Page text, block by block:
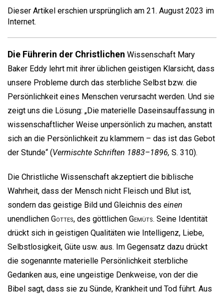
Dieser Artikel erschien ursprünglich am 21. August 2023 im
Internet.
Die Führerin der Christlichen Wissenschaft Mary
Baker Eddy lehrt mit ihrer üblichen geistigen Klarsicht, dass
unsere Probleme durch das sterbliche Selbst bzw. die
Persönlichkeit eines Menschen verursacht werden. Und sie
zeigt uns die Lösung: „Die materielle Daseinsauffassung in
wissenschaftlicher Weise unpersönlich zu machen, anstatt
sich an die Persönlichkeit zu klammern – das ist das Gebot
der Stunde“ (Vermischte Schriften 1883–1896, S. 310).
Die Christliche Wissenschaft akzeptiert die biblische
Wahrheit, dass der Mensch nicht Fleisch und Blut ist,
sondern das geistige Bild und Gleichnis des einen
unendlichen Gottes, des göttlichen Gemüts. Seine Identität
drückt sich in geistigen Qualitäten wie Intelligenz, Liebe,
Selbstlosigkeit, Güte usw. aus. Im Gegensatz dazu drückt
die sogenannte materielle Persönlichkeit sterbliche
Gedanken aus, eine ungeistige Denkweise, von der die
Bibel sagt, dass sie zu Sünde, Krankheit und Tod führt. Aus